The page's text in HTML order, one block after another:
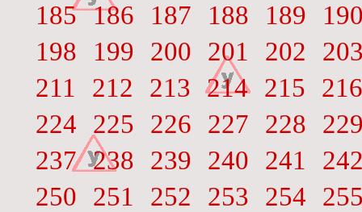
185 186 187 188 189
198
199 200 201 202
211
212 213 214 215
216
224
225 226 227 228
237 238 239 240 241
250
251 252 253 254